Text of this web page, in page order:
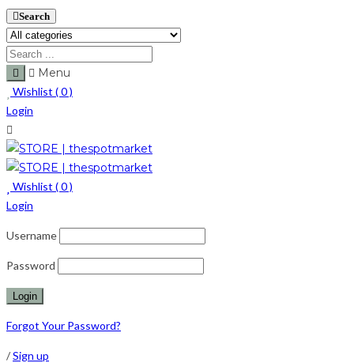
Search
Menu
Wishlist (0)
Login
Wishlist (0)
Login
Username
Password
Forgot Your Password?
/Sign up